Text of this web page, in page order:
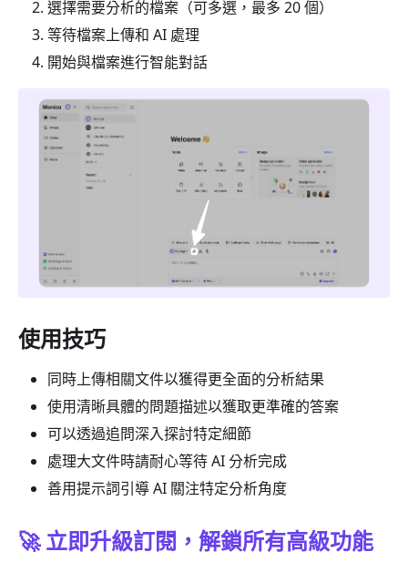
選擇需要分析的檔案（可多選，最多 20 個）
等待檔案上傳和 AI 處理
開始與檔案進行智能對話
使用技巧
同時上傳相關文件以獲得更全面的分析結果
使用清晰具體的問題描述以獲取更準確的答案
可以透過追問深入探討特定細節
處理大文件時請耐心等待 AI 分析完成
善用提示詞引導 AI 關注特定分析角度
🚀 立即升級訂閱，解鎖所有高級功能